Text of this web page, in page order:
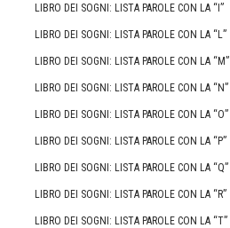
LIBRO DEI SOGNI: LISTA PAROLE CON LA “I”
LIBRO DEI SOGNI: LISTA PAROLE CON LA “L”
LIBRO DEI SOGNI: LISTA PAROLE CON LA “M”
LIBRO DEI SOGNI: LISTA PAROLE CON LA “N”
LIBRO DEI SOGNI: LISTA PAROLE CON LA “O”
LIBRO DEI SOGNI: LISTA PAROLE CON LA “P”
LIBRO DEI SOGNI: LISTA PAROLE CON LA “Q”
LIBRO DEI SOGNI: LISTA PAROLE CON LA “R”
LIBRO DEI SOGNI: LISTA PAROLE CON LA “T”